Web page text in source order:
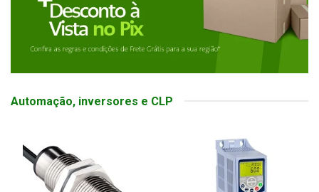
Automação, inversores e CLP